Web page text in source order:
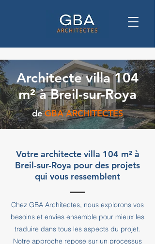
Architecte villa 104
m² à Breil-sur-Roya
de GBA ARCHITECTES
Votre architecte villa 104 m² à
Breil-sur-Roya pour des projets
qui vous ressemblent
Chez GBA Architectes, nous explorons vos
besoins et envies ensemble pour mieux les
traduire dans tous les aspects du projet.
Notre approche repose sur un processus